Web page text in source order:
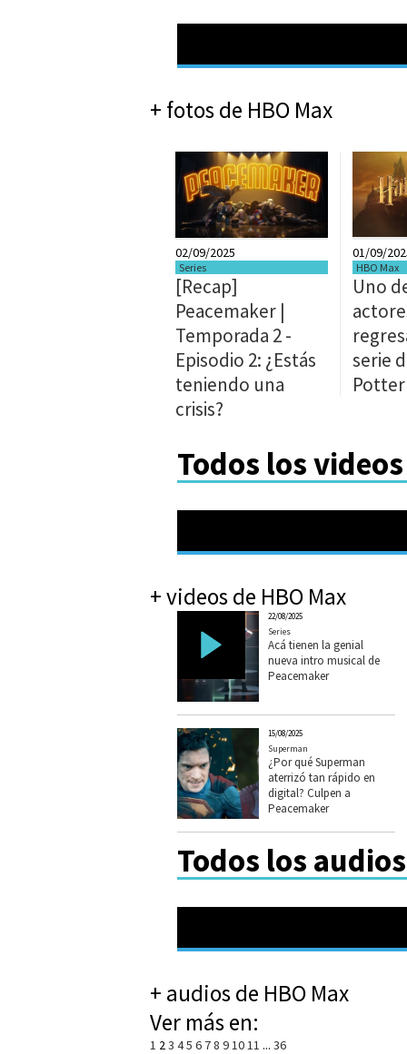
+ fotos de HBO Max
02/09/2025
Series
[Recap]
Peacemaker |
Temporada 2 -
Episodio 2: ¿Estás
teniendo una
crisis?
01/09/
HBO Max
Uno
serie
Potter
Todos los
+ videos de HBO Max
22/08/2025
Series
Acá tienen la genial
nueva intro musical de
Peacemaker
15/08/2025
Superman
¿Por qué Superman
aterrizó tan rápido en
digital? Culpen a
Peacemaker
Todos los
+ audios de HBO Max
Ver más en:
1 23 45 6 78 91011 ... 36